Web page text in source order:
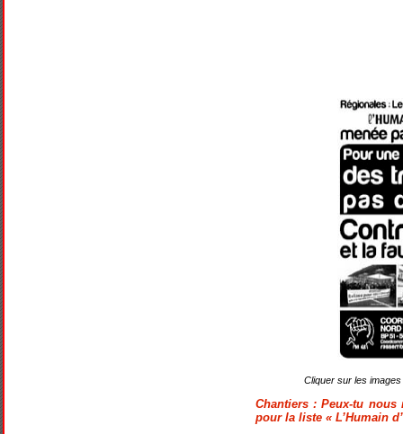
Cliquer sur les
Chantiers : Peux-tu nous
pour la liste « L’Humain